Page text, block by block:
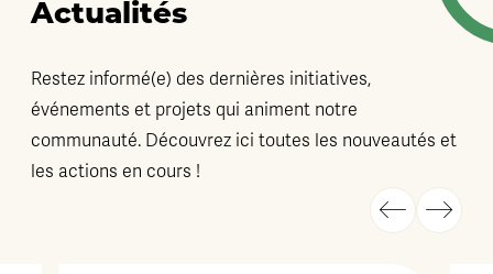
Actualités
Restez informé(e) des dernières initiatives,
événements et projets qui animent notre
communauté. Découvrez ici toutes les nouveautés et
les actions en cours !